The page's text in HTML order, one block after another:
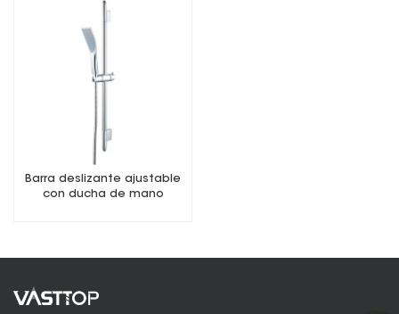
Barra deslizante ajustable
con ducha de mano